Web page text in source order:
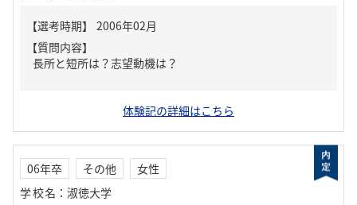
【質問内容】
長所と短所は？志望動機は？
体験記の詳細はこちら
06年卒 その他
女性
学校名 ： 淑徳大学